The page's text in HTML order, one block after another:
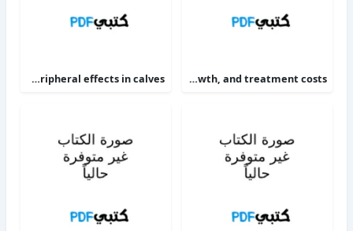
Targeting therapy to minimize antimicrobial use in preweaned calves effects on health, growth, and treatment costs
The alpha 2-adrenoceptor agonists xylazine and guanfacine exert different central nervous system, but comparable peripheral effects in calves